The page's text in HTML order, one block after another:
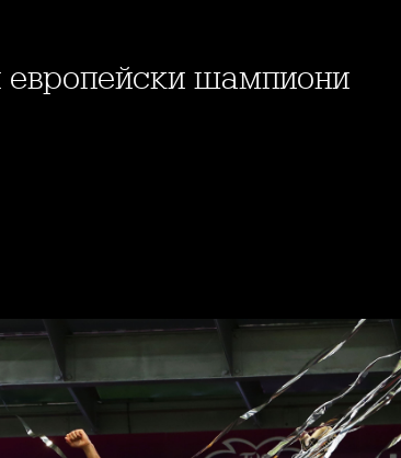
европейски шампиони